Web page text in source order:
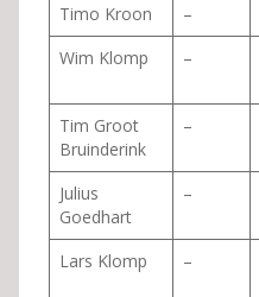
Timo Kroon –
Wim Klomp
–
Tim Groot
Bruinderink
–
Julius
Goedhart
–
Lars Klomp –